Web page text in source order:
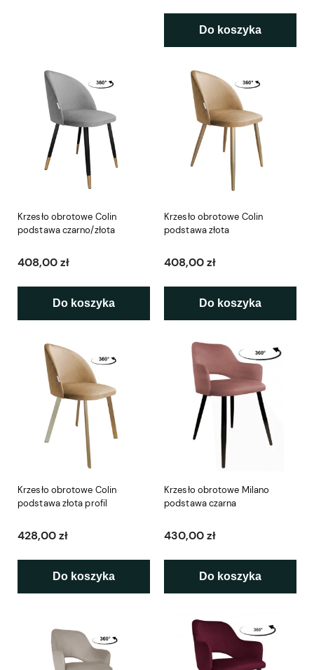
Do koszyka
Krzesło obrotowe Colin
podstawa czarno/złota
408,00 zł
Do koszyka
Krzesło obrotowe Colin
podstawa złota
408,00 zł
Do koszyka
Krzesło obrotowe Colin
podstawa złota profil
428,00 zł
Do koszyka
Krzesło obrotowe Milano
podstawa czarna
430,00 zł
Do koszyka